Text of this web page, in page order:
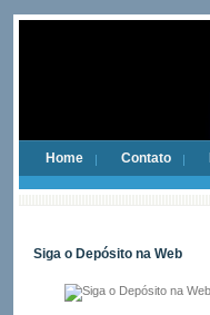
Home Contato
Siga o Depósito na Web